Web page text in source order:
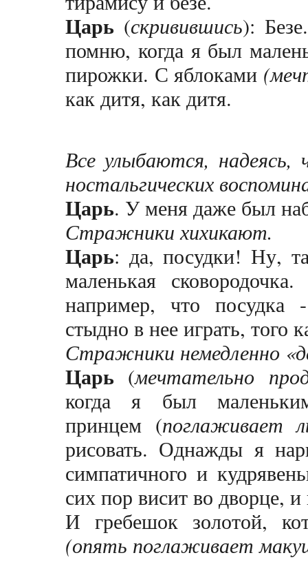
Царь (скривившись):
помню, когда я был
пирожки. С яблоками
как дитя, как дитя.
Все улыбаются, надеясь,
ностальгических
Царь. У меня даже был
Стражники хихикают.
Царь: да, посудки! Ну,
маленькая
например, что посудка
стыдно в нее играть, того
Стражники немедленно
Царь (мечтательно
когда я был
принцем (поглаживает
рисовать. Однажды я
симпатичного и
сих пор висит во дворце,
И гребешок золотой,
(опять поглаживает